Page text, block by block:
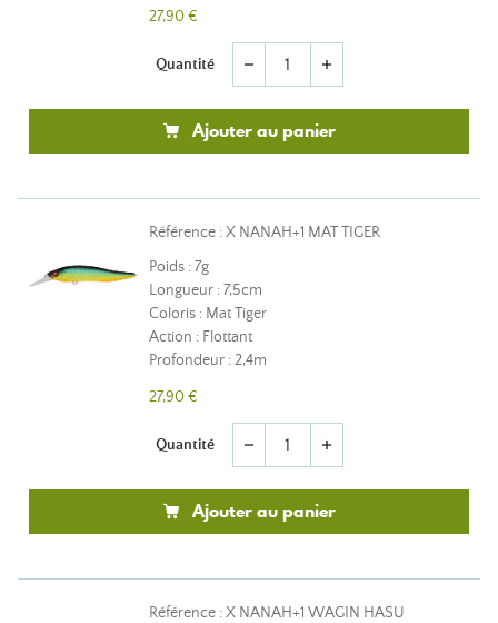
27,90 €
Quantité remove add
Ajouter au panier
Référence : X NANAH+1 MAT TIGER
Poids : 7g
Longueur : 7,5cm
Coloris : Mat Tiger
Action : Flottant
Profondeur : 2,4m
27,90 €
Quantité remove add
Ajouter au panier
Référence : X NANAH+1 WAGIN HASU